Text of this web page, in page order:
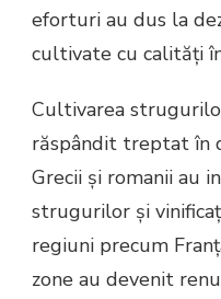
eforturi au dus la
cultivate cu calități
Cultivarea
răspândit treptat în
Grecii și romanii au
strugurilor și
regiuni precum
zone au devenit